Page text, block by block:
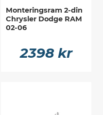
Monteringsram 2-din
Chrysler Dodge RAM
02-06
2398 kr